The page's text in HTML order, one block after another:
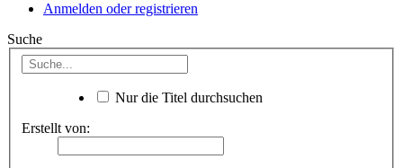
Anmelden oder registrieren
Suche
Nur die Titel durchsuchen
Erstellt von: